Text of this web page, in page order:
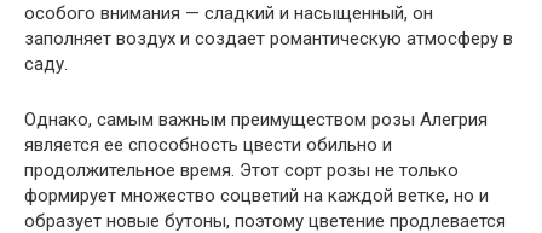
особого внимания — сладкий и насыщенный, он
заполняет воздух и создает романтическую атмосферу в
саду.
Однако, самым важным преимуществом розы Алегрия
является ее способность цвести обильно и
продолжительное время. Этот сорт розы не только
формирует множество соцветий на каждой ветке, но и
образует новые бутоны, поэтому цветение продлевается